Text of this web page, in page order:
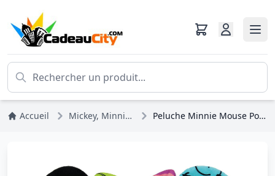
Accueil Mickey, Minnie, Pluto, Dingo Peluche Minnie Mouse Pop coeur - Disney Britto